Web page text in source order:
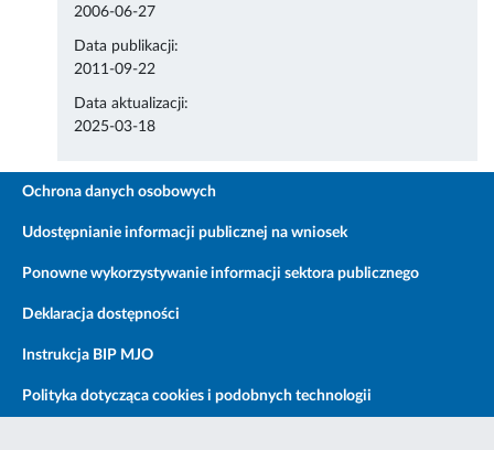
2006-06-27
Data publikacji:
2011-09-22
Data aktualizacji:
2025-03-18
Ochrona danych osobowych
Udostępnianie informacji publicznej na wniosek
Ponowne wykorzystywanie informacji sektora publicznego
Deklaracja dostępności
Instrukcja BIP MJO
Polityka dotycząca cookies i podobnych technologii